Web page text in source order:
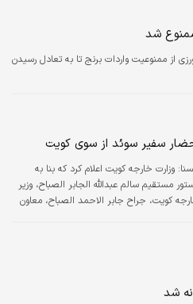
ممنوع شد
از ممنوعیت واردات برنج تا به تعادل رسیدن
سفیر سوئد از سوی کویت
وزارت خارجه کویت اعلام کرد که بنا به
مستقیم سالم عبدالله الجابر الصباح، وزیر
کویت، جراح جابر الاحمد الصباح، معاون
شد